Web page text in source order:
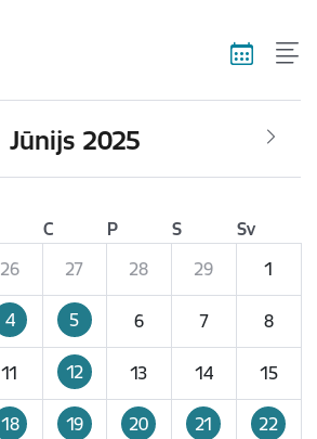
Jūnijs 2025
C P S
Sv
26 27 28 29 1
4 5 6 7 8
11 12 13 14 15
18 19 20 21 22